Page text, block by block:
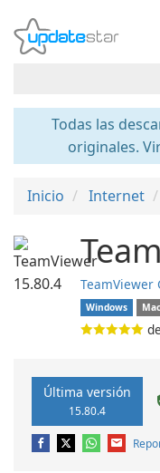
Todas las
originales.
Inicio Internet
TeamViewer
Windows
Mac
Última versión
15.80.4